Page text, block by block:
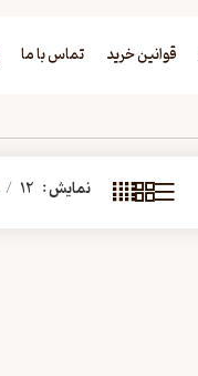
قوانین خرید تماس با ما
نمایش 12